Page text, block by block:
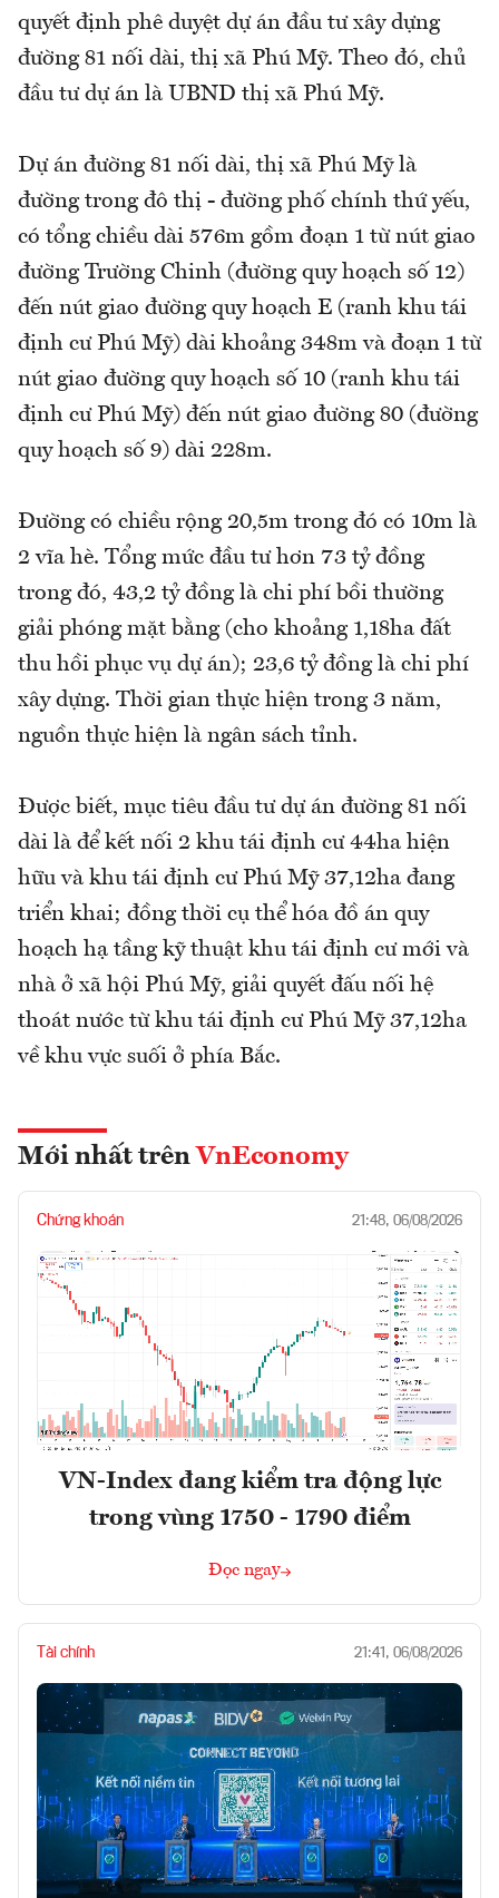
quyết định phê duyệt dự án đầu tư xây dựng
đường 81 nối dài, thị xã Phú Mỹ. Theo đó, chủ
đầu tư dự án là UBND thị xã Phú Mỹ.
Dự án đường 81 nối dài, thị xã Phú Mỹ là
đường trong đô thị - đường phố chính thứ yếu,
có tổng chiều dài 576m gồm đoạn 1 từ nút giao
đường Trường Chinh (đường quy hoạch số 12)
đến nút giao đường quy hoạch E (ranh khu tái
định cư Phú Mỹ) dài khoảng 348m và đoạn 1 từ
nút giao đường quy hoạch số 10 (ranh khu tái
định cư Phú Mỹ) đến nút giao đường 80 (đường
quy hoạch số 9) dài 228m.
Đường có chiều rộng 20,5m trong đó có 10m là
2 vĩa hè. Tổng mức đầu tư hơn 73 tỷ đồng
trong đó, 43,2 tỷ đồng là chi phí bồi thường
giải phóng mặt bằng (cho khoảng 1,18ha đất
thu hồi phục vụ dự án); 23,6 tỷ đồng là chi phí
xây dựng. Thời gian thực hiện trong 3 năm,
nguồn thực hiện là ngân sách tỉnh.
Được biết, mục tiêu đầu tư dự án đường 81 nối
dài là để kết nối 2 khu tái định cư 44ha hiện
hữu và khu tái định cư Phú Mỹ 37,12ha đang
triển khai; đồng thời cụ thể hóa đồ án quy
hoạch hạ tầng kỹ thuật khu tái định cư mới và
nhà ở xã hội Phú Mỹ, giải quyết đấu nối hệ
thoát nước từ khu tái định cư Phú Mỹ 37,12ha
về khu vực suối ở phía Bắc.
Mới nhất trên VnEconomy
Chứng khoán 21:48, 06/08/2026
VN-Index đang kiểm tra động lực
trong vùng 1750 - 1790 điểm
Đọc ngay
Tài chính 21:41, 06/08/2026